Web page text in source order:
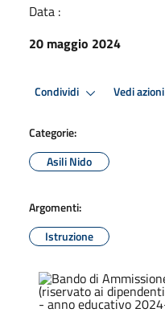
Data :
20 maggio 2024
Condividi Vedi azioni
Categorie:
Asili Nido
Argomenti:
Istruzione